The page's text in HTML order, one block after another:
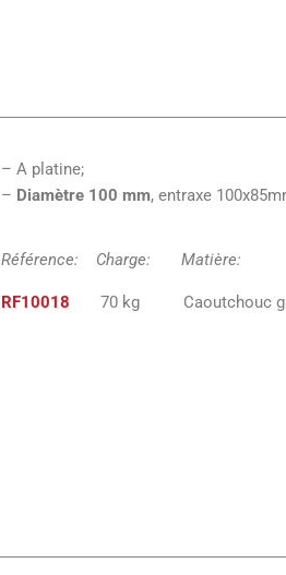
– A platine;
– Diamètre 100 mm, entraxe
Référence: Charge:
RF10018 70 kg